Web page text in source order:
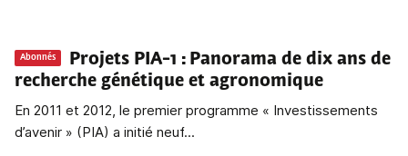
Abonnés Projets PIA-1 : Panorama de dix ans de
recherche génétique et agronomique
En 2011 et 2012, le premier programme « Investissements
d’avenir » (PIA) a initié neuf...